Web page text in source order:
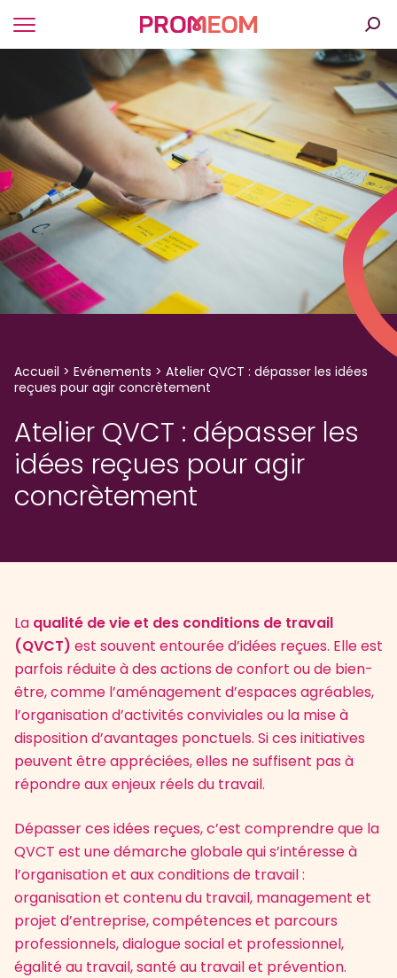
Accueil > Evénements > Atelier QVCT : dépasser les idées
reçues pour agir concrètement
Atelier QVCT : dépasser les
idées reçues pour agir
concrètement
La qualité de vie et des conditions de travail
(QVCT) est souvent entourée d’idées reçues. Elle est
parfois réduite à des actions de confort ou de bien-
être, comme l’aménagement d’espaces agréables,
l’organisation d’activités conviviales ou la mise à
disposition d’avantages ponctuels. Si ces initiatives
peuvent être appréciées, elles ne suffisent pas à
répondre aux enjeux réels du travail.
Dépasser ces idées reçues, c’est comprendre que la
QVCT est une démarche globale qui s’intéresse à
l’organisation et aux conditions de travail :
organisation et contenu du travail, management et
projet d’entreprise, compétences et parcours
professionnels, dialogue social et professionnel,
égalité au travail, santé au travail et prévention.